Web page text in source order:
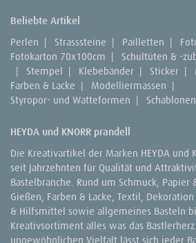
Beliebte Artikel
Perlen | Strasssteine | Pailletten |
Fotokarton 70x100cm | Schultüten & -
|
Stempel | Klebebänder | Sticker |
Farben & Lacke | Modelliermassen |
Styropor- und Watteformen | Schablonen
HEYDA und KNORR prandell
Die Kreativartikel der Marken HEYDA und
seit Jahrzehnten für Qualität und
Bastelbranche. Rund um Schmuck,
Gießen, Farben & Lacke, Textil,
& Hilfsmittel sowie allgemeines Basteln
Kreativsortiment alles was das
ungewöhnlichen Vielfalt lässt sich jeder